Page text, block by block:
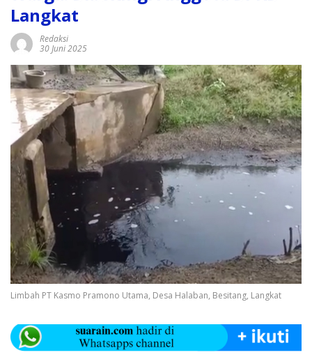
Langkat
Redaksi
30 Juni 2025
Limbah PT Kasmo Pramono Utama, Desa Halaban, Besitang, Langkat